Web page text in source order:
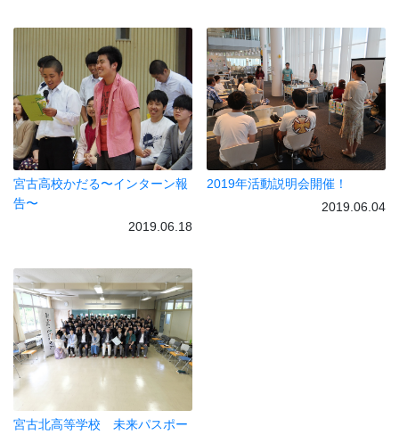
宮古高校かだる〜インターン報
告〜
2019.06.18
2019年活動説明会開催！
2019.06.04
宮古北高等学校 未来パスポー